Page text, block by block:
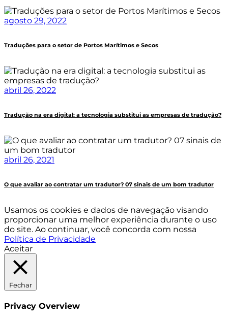
agosto 29, 2022
Traduções para o setor de Portos Marítimos e Secos
abril 26, 2022
Tradução na era digital: a tecnologia substitui as empresas de tradução?
abril 26, 2021
O que avaliar ao contratar um tradutor? 07 sinais de um bom tradutor
Usamos os cookies e dados de navegação visando
proporcionar uma melhor experiência durante o uso
do site. Ao continuar, você concorda com nossa
Política de Privacidade
Aceitar
Fechar
Privacy Overview